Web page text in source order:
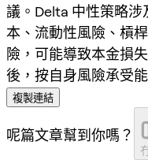
議。Delta 中性策略
本、流動性風險、槓
險，可能導致本金損
後，按自身風險承受
複製連結
呢篇文章幫到你嗎？